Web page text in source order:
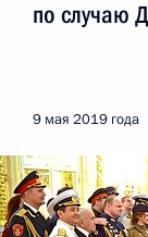
по случаю
9 мая 2019 года